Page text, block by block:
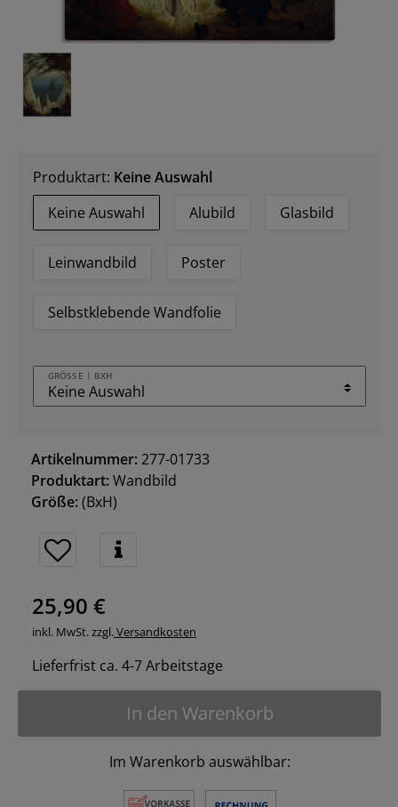
Produktart: Keine Auswahl
Keine Auswahl
Alubild Glasbild
Leinwandbild Poster
Selbstklebende Wandfolie
GRÖSSE | BXH
Artikelnummer:277-01733
Produktart:Wandbild
Größe:(BxH)
25,90 €
inkl. MwSt. zzgl.Versandkosten
Lieferfrist ca. 4-7 Arbeitstage
In den Warenkorb
Im Warenkorb auswählbar: